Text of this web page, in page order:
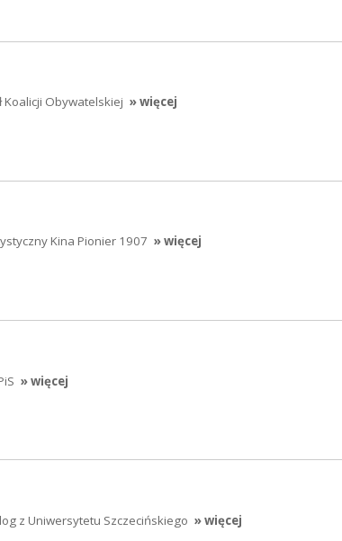
Koalicji Obywatelskiej » więcej
Kina Pionier 1907 » więcej
» więcej
z Uniwersytetu Szczecińskiego » więcej